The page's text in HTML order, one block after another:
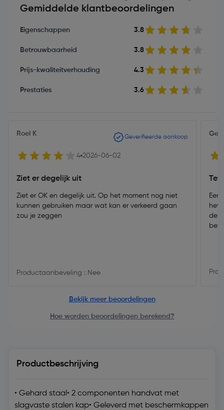
Gemiddelde klantbeoordelingen
Eigenschappen 3.8
Betrouwbaarheid 3.8
Prijs-kwaliteitverhouding 4.3
Prestaties 3.6
Roel K Geverifieerde aankoop
4 2026-06-02
Ziet er degelijk uit
Ziet er OK en degelijk uit. Op het moment nog niet
kunnen gebruiken maar wat kan er verkeerd gaan
zou je zeggen
Productaanbeveling : Nee
het
de
Bekijk meer beoordelingen
Hoe worden beoordelingen berekend?
Productbeschrijving
• Gehard staal• 2 componenten handvat met
slagvaste stalen kap• Geleverd met beschermkappen